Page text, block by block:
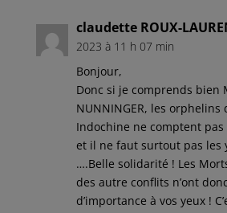
claudette ROUX-
2023 à 11 h 07 min
Bonjour,
Donc si je comprends bien
NUNNINGER, les orphelins
Indochine ne comptent
et il ne faut surtout pas les
….Belle solidarité ! Les
des autre conflits n’ont
d’importance à vos yeux !